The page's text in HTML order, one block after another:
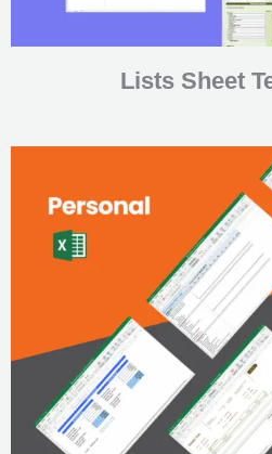
Lists Sheet